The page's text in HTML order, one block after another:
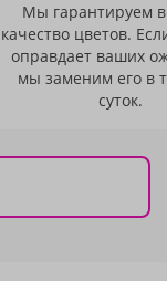
Мы гарантируем
качество цветов.
оправдает ваших
мы заменим его в
суток.